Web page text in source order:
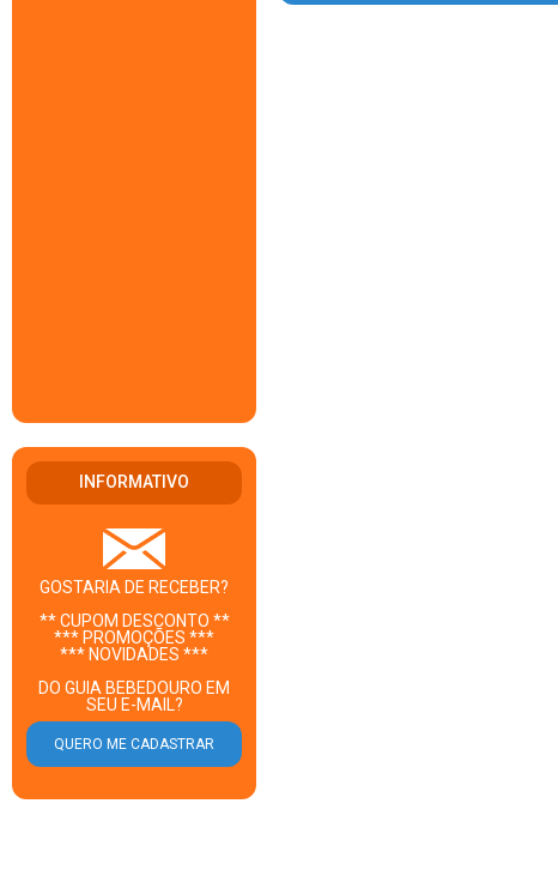
INFORMATIVO
GOSTARIA DE RECEBER?
** CUPOM DESCONTO **
*** PROMOÇÕES ***
*** NOVIDADES ***
DO GUIA BEBEDOURO EM
SEU E-MAIL?